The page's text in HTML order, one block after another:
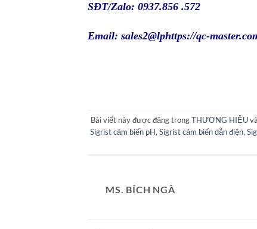
SĐT/Zalo: 0937.856 .572
Email: sales2@lphttps://qc-
Bài viết này được đăng trongTHƯƠNG HIỆU
Sigrist cảm biến pH,Sigrist cảm biến dẫn điện,
MS. BÍCH NGÀ